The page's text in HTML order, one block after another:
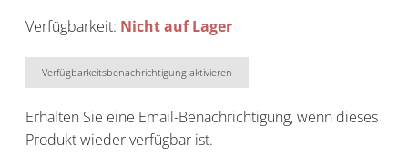
Verfügbarkeit: Nicht auf Lager
Verfügbarkeitsbenachrichtigung aktivieren
Erhalten Sie eine Email-Benachrichtigung, wenn dieses
Produkt wieder verfügbar ist.